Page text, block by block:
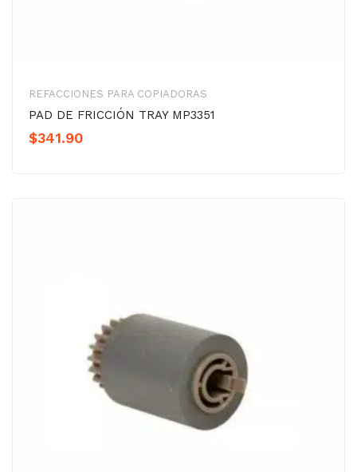
REFACCIONES PARA COPIADORAS
PAD DE FRICCIÓN TRAY MP3351
$341.90